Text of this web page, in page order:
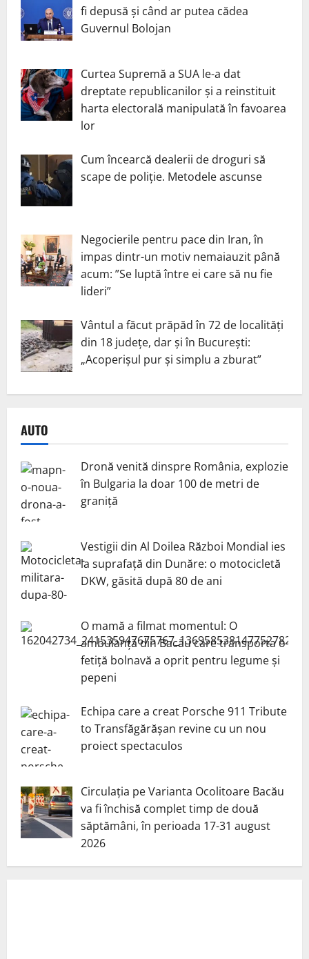
fi depusă și când ar putea cădea
Guvernul Bolojan
Curtea Supremă a SUA le-a dat
dreptate republicanilor și a reinstituit
harta electorală manipulată în favoarea
lor
Cum încearcă dealerii de droguri să
scape de poliție. Metodele ascunse
Negocierile pentru pace din Iran, în
impas dintr-un motiv nemaiauzit până
acum: ”Se luptă între ei care să nu fie
lideri”
Vântul a făcut prăpăd în 72 de localități
din 18 județe, dar și în București:
„Acoperișul pur și simplu a zburat”
AUTO
Dronă venită dinspre România, explozie
în Bulgaria la doar 100 de metri de
graniță
Vestigii din Al Doilea Război Mondial ies
la suprafață din Dunăre: o motocicletă
DKW, găsită după 80 de ani
O mamă a filmat momentul: O
ambulanță din Bacău care transporta o
fetiță bolnavă a oprit pentru legume și
pepeni
Echipa care a creat Porsche 911 Tribute
to Transfăgărășan revine cu un nou
proiect spectaculos
Circulația pe Varianta Ocolitoare Bacău
va fi închisă complet timp de două
săptămâni, în perioada 17-31 august
2026